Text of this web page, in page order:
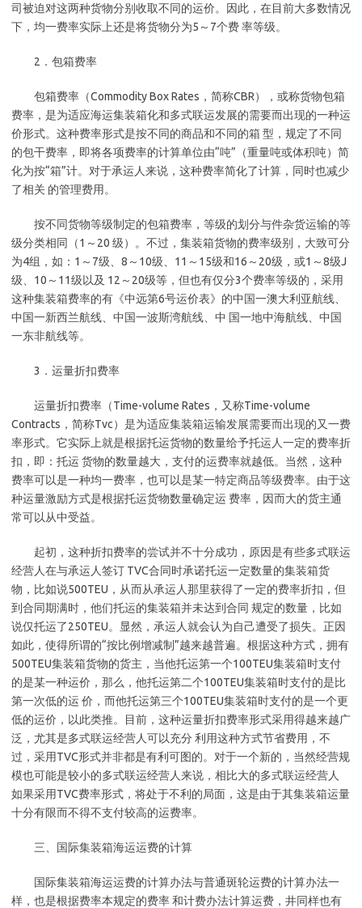
司被迫对这两种货物分别收取不同的运价。因此，在目前大多数情况
下，均一费率实际上还是将货物分为5～7个费 率等级。
2．包箱费率
包箱费率（Commodity Box Rates，简称CBR），或称货物包箱
费率，是为适应海运集装箱化和多式联运发展的需要而出现的一种运
价形式。这种费率形式是按不同的商品和不同的箱 型，规定了不同
的包干费率，即将各项费率的计算单位由“吨”（重量吨或体积吨）简
化为按“箱”计。对于承运人来说，这种费率简化了计算，同时也减少
了相关 的管理费用。
按不同货物等级制定的包箱费率，等级的划分与件杂货运输的等
级分类相同（1～20 级）。不过，集装箱货物的费率级别，大致可分
为4组，如：1～7级、8～10级、11～15级和16～20级，或1～8级J
级、10～11级以及 12～20级等，但也有仅分3个费率等级的，采用
这种集装箱费率的有《中远第6号运价表》的中国一澳大利亚航线、
中国一新西兰航线、中国一波斯湾航线、中 国一地中海航线、中国
一东非航线等。
3．运量折扣费率
运量折扣费率（Time-volume Rates，又称Time-volume
Contracts，简称Tvc）是为适应集装箱运输发展需要而出现的又一费
率形式。它实际上就是根据托运货物的数量给予托运人一定的费率折
扣，即：托运 货物的数量越大，支付的运费率就越低。当然，这种
费率可以是一种均一费率，也可以是某一特定商品等级费率。由于这
种运量激励方式是根据托运货物数量确定运 费率，因而大的货主通
常可以从中受益。
起初，这种折扣费率的尝试并不十分成功，原因是有些多式联运
经营人在与承运人签订 TVC合同时承诺托运一定数量的集装箱货
物，比如说500TEU，从而从承运人那里获得了一定的费率折扣，但
到合同期满时，他们托运的集装箱并未达到合同 规定的数量，比如
说仅托运了250TEU。显然，承运人就会认为自己遭受了损失。正因
如此，使得所谓的“按比例增减制”越来越普遍。根据这种方式，拥有
500TEU集装箱货物的货主，当他托运第一个100TEU集装箱时支付
的是某一种运价，那么，他托运第二个100TEU集装箱时支付的是比
第一次低的运 价，而他托运第三个100TEU集装箱时支付的是一个更
低的运价，以此类推。目前，这种运量折扣费率形式采用得越来越广
泛，尤其是多式联运经营人可以充分 利用这种方式节省费用，不
过，采用TVC形式并非都是有利可图的。对于一个新的，当然经营规
模也可能是较小的多式联运经营人来说，相比大的多式联运经营人
如果采用TVC费率形式，将处于不利的局面，这是由于其集装箱运量
十分有限而不得不支付较高的运费率。
三、国际集装箱海运运费的计算
国际集装箱海运运费的计算办法与普通斑轮运费的计算办法一
样，也是根据费率本规定的费率 和计费办法计算运费，井同样也有